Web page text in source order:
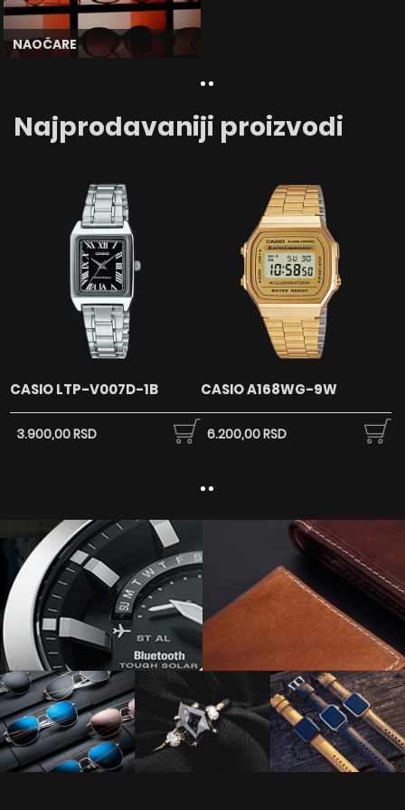
NAOČARE
Najprodavaniji proizvodi
CASIO LTP-V007D-1B
3.900,00 RSD
CASIO A168WG-9W
6.200,00 RSD